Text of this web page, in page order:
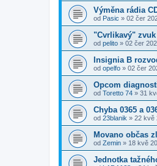
Výměna rádia
od Pasic » 02 čer
"Cvrlikavý"
od pelito » 02 čer
Insignia B
od opelfo » 02 čer
Opcom
od Toretto 74 » 31
Chyba 0365 a
od 23blanik » 22 kvě
Movano občas
od Zemin » 18 kvě
Jednotka